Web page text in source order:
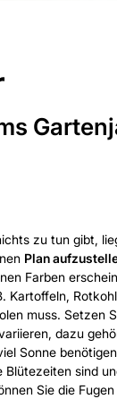
zu tun gibt,
Plan
Farben
Kartoffeln,
muss. Setzen
dazu
Sonne
Blütezeiten sind
Sie die